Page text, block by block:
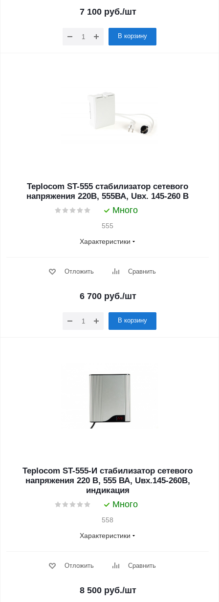
7 100руб./шт
В корзину
Teplocom ST-555 стабилизатор сетевого
напряжения 220В, 555ВА, Uвх. 145-260 В
Много
555
Характеристики
Отложить Сравнить
6 700руб./шт
В корзину
Teplocom ST-555-И стабилизатор сетевого
напряжения 220 В, 555 ВА, Uвх.145-260В,
индикация
Много
558
Характеристики
Отложить Сравнить
8 500руб./шт